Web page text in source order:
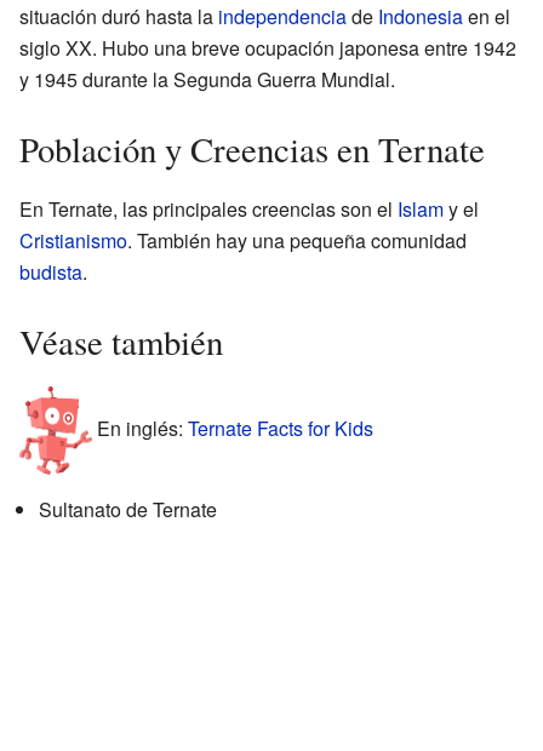
situación duró hasta la independenciade Indonesiaen el
siglo XX. Hubo una breve ocupación japonesa entre 1942
y 1945 durante la Segunda Guerra Mundial.
Población y Creencias en Ternate
En Ternate, las principales creencias son el Islamy el
Cristianismo. También hay una pequeña comunidad
budista.
Véase también
En inglés: Ternate Facts for Kids
Sultanato de Ternate